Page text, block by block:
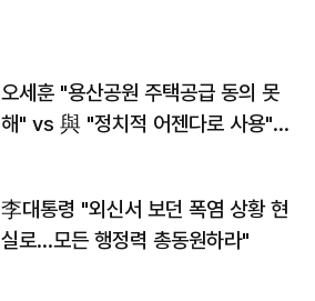
오세훈 "용산공원 주택공급 동의 못
해" vs 與 "정치적 어젠다로 사용"
李대통령 "외신서 보던 폭염 상황 현
실로…모든 행정력 총동원하라"